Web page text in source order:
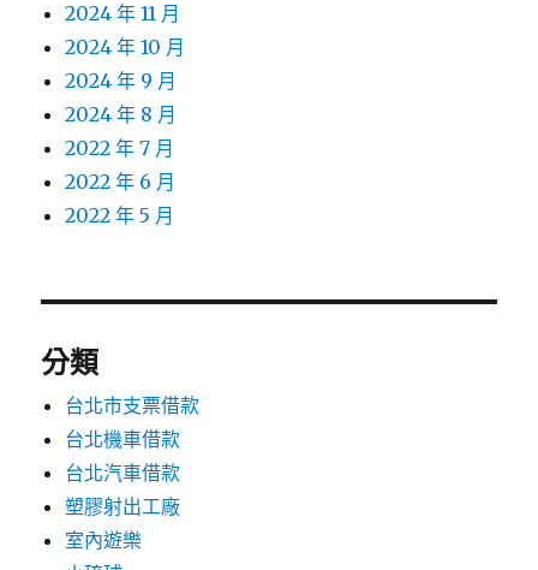
2024 年 11 月
2024 年 10 月
2024 年 9 月
2024 年 8 月
2022 年 7 月
2022 年 6 月
2022 年 5 月
分類
台北市支票借款
台北機車借款
台北汽車借款
塑膠射出工廠
室內遊樂